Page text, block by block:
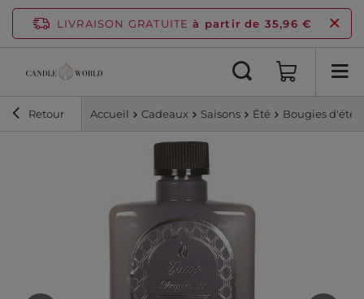
LIVRAISON GRATUITE à partir de 35,96 €
Retour Accueil Cadeaux Saisons Été Bougies d'été